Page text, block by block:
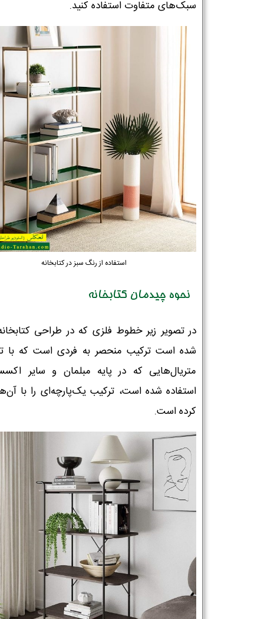
سبک‌های متفاوت استفاده کنید.
استفاده از رنگ سبز در کتابخانه
نحوه چیدمان کتابخانه
در تصویر زیر خطوط فلزی که در طراحی
شده است ترکیب منحصر به فردی است که با
متریال‌هایی که در پایه مبلمان و سایر
استفاده شده است، ترکیب یک‌پارچه‌ای را با
کرده است.